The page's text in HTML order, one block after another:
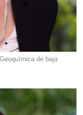
de baja